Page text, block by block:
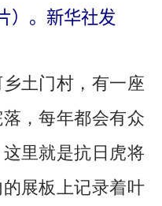
）。新华社发
土门村，有一座
，每年都会有众
里就是抗日虎将
展板上记录着叶